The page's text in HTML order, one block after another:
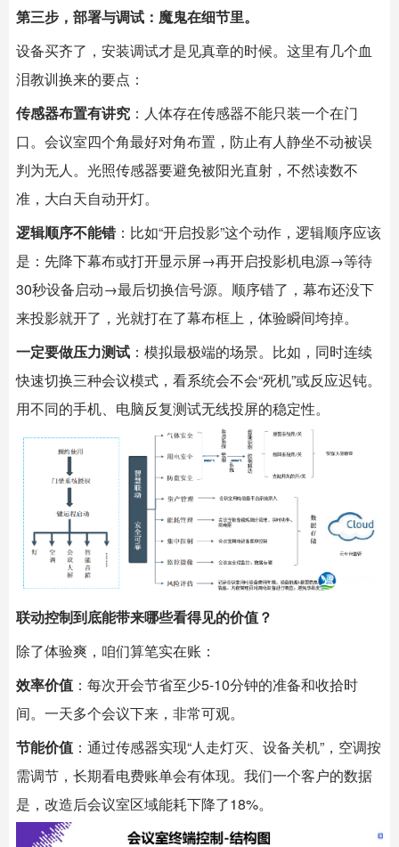
第三步，部署与调试：魔鬼在细节里。
设备买齐了，安装调试才是见真章的时候。这里有几个血
泪教训换来的要点：
传感器布置有讲究 ：人体存在传感器不能只装一个在门
口。会议室四个角最好对角布置，防止有人静坐不动被误
判为无人。光照传感器要避免被阳光直射，不然读数不
准，大白天自动开灯。
逻辑顺序不能错 ：比如“开启投影”这个动作，逻辑顺序应该
是：先降下幕布或打开显示屏→再开启投影机电源→等待
30秒设备启动→最后切换信号源。顺序错了，幕布还没下
来投影就开了，光就打在了幕布框上，体验瞬间垮掉。
一定要做压力测试 ：模拟最极端的场景。比如，同时连续
快速切换三种会议模式，看系统会不会“死机”或反应迟钝。
用不同的手机、电脑反复测试无线投屏的稳定性。
联动控制到底能带来哪些看得见的价值？
除了体验爽，咱们算笔实在账：
效率价值 ：每次开会节省至少5-10分钟的准备和收拾时
间。一天多个会议下来，非常可观。
节能价值 ：通过传感器实现“人走灯灭、设备关机”，空调按
需调节，长期看电费账单会有体现。我们一个客户的数据
是，改造后会议室区域能耗下降了18%。